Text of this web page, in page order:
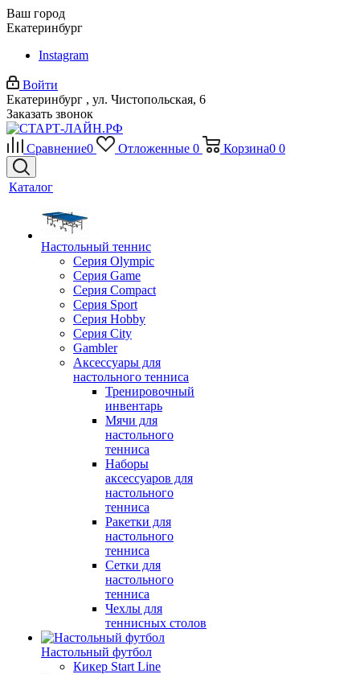
Ваш город
Екатеринбург
Instagram
Войти
Екатеринбург , ул. Чистопольская, 6
Заказать звонок
Сравнение0 Отложенные 0 Корзина0 0
Каталог
Настольный теннис
Серия Olympic
Серия Game
Серия Compact
Серия Sport
Серия Hobby
Серия City
Gambler
Аксессуары для
настольного тенниса
Тренировочный
инвентарь
Мячи для
настольного
тенниса
Наборы
аксессуаров для
настольного
тенниса
Ракетки для
настольного
тенниса
Сетки для
настольного
тенниса
Чехлы для
теннисных столов
Настольный футбол
Кикер Start Line